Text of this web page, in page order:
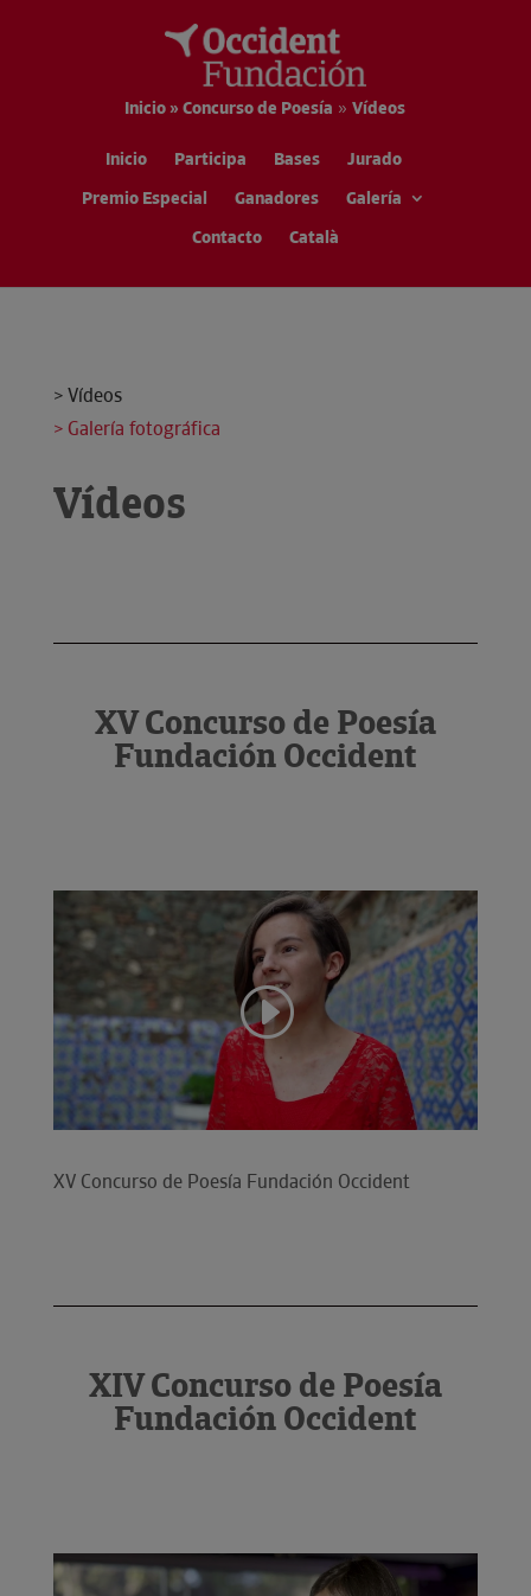
Inicio » Concurso de Poesía »Vídeos
Inicio Participa Bases
Jurado
Premio Especial
Ganadores
Galería
Contacto
Català
> Vídeos
> Galería fotográfica
Vídeos
XV Concurso de Poesía
Fundación Occident
XV Concurso de Poesía Fundación Occident
XIV Concurso de Poesía
Fundación Occident